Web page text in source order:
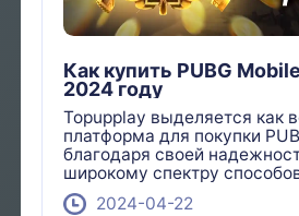
Как купить PUBG
2024 году
Topupplay выделяется как
платформа для покупки
благодаря своей
широкому спектру
2024-04-22